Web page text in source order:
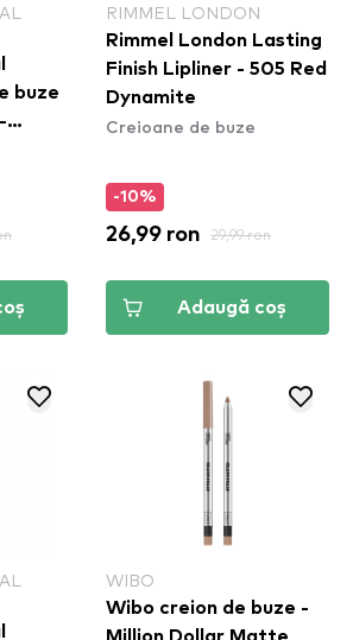
buze
RIMMEL LONDON
Rimmel London Lasting
Finish Lipliner - 505 Red
Dynamite
Creioane de buze
-10%
26,99 ron 29,99 ron
Adaugă coș
WIBO
Wibo creion de buze -